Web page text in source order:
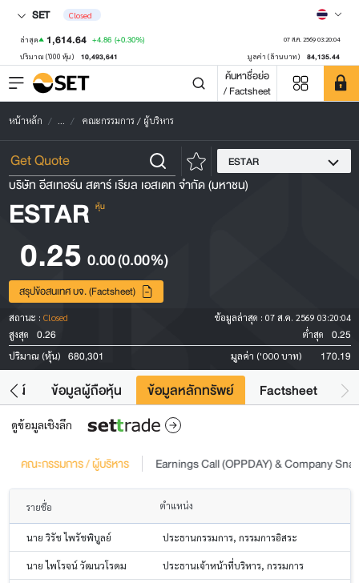
SET Closed
ล่าสุด 1,614.64 +4.86 (+0.30%) 07 ส.ค. 2569 03:20:04
ปริมาณ ('000 หุ้น) 10,493,641 มูลค่า (ล้านบาท) 84,135.44
ค้นหาชื่อย่อ
/ Factsheet
หน้าหลัก ... คณะกรรมการ / ผู้บริหาร
ESTAR
บริษัท อีสเทอร์น สตาร์ เรียล เอสเตท จำกัด (มหาชน)
ESTAR หุ้น
0.25 0.00(0.00%)
สรุปข้อสนเทศ บจ. (Factsheet)
สถานะ : Closed ข้อมูลล่าสุด : 07 ส.ค. 2569 03:20:04
สูงสุด
0.26 ต่ำสุด 0.25
ปริมาณ (หุ้น) 680,301 มูลค่า ('000 บาท) 170.19
ยชน์ ข้อมูลผู้ถือหุ้น ข้อมูลหลักทรัพย์ Factsheet
ดูข้อมูลเชิงลึก
คณะกรรมการ / ผู้บริหาร Earnings Call (OPPDAY) & Company
รายชื่อ ตำแหน่ง
นาย วิรัช ไพรัชพิบูลย์ ประธานกรรมการ, กรรมการอิสระ
นาย ไพโรจน์ วัฒนวโรดม ประธานเจ้าหน้าที่บริหาร, กรรมการ